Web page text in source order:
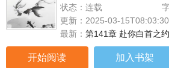
状态：连载
更新：2025-03-15T08:03:30
最新： 第141章 赴你白首之约
开始阅读 加入书架